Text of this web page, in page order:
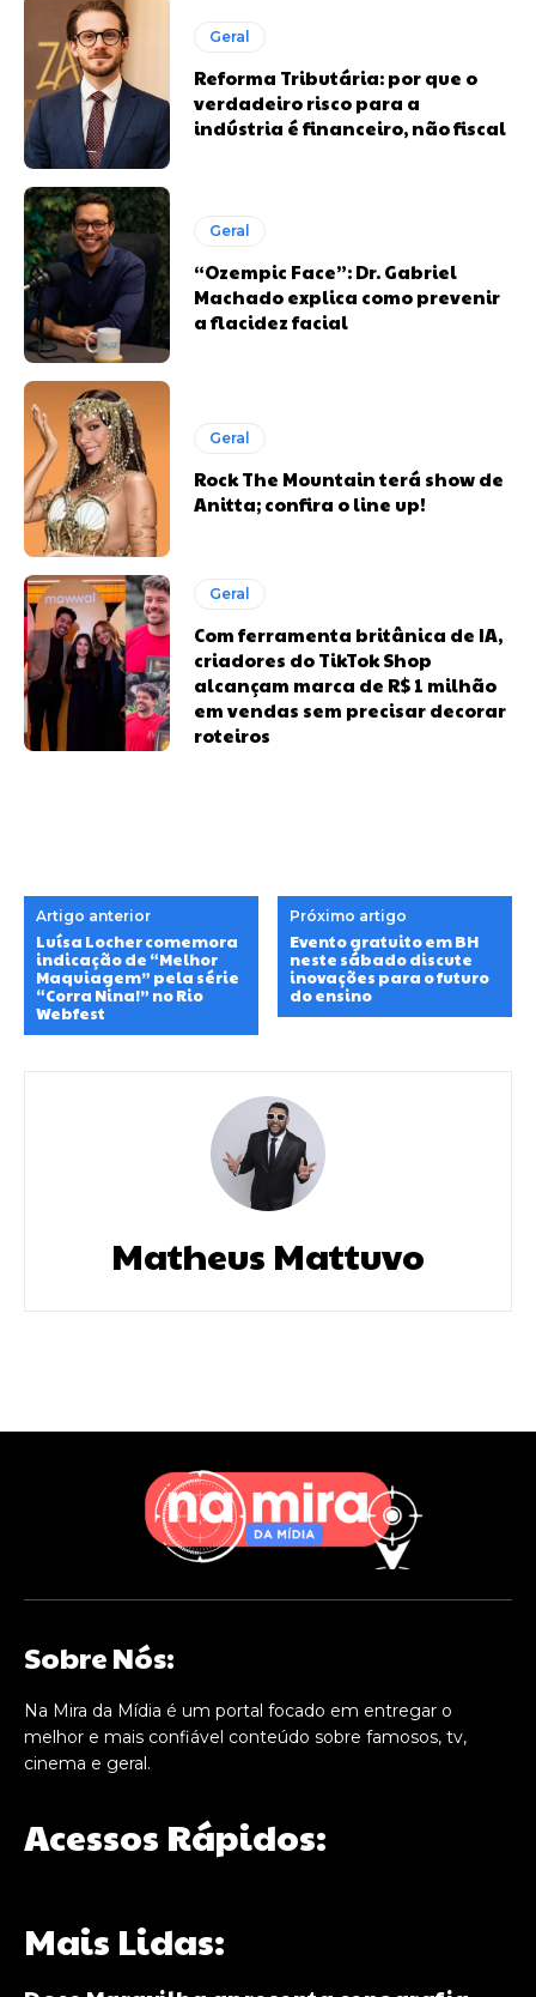
Geral
Reforma Tributária: por que o
verdadeiro risco para a
indústria é financeiro, não fiscal
Geral
“Ozempic Face”: Dr. Gabriel
Machado explica como prevenir
a flacidez facial
Geral
Rock The Mountain terá show de
Anitta; confira o line up!
Geral
Com ferramenta britânica de IA,
criadores do TikTok Shop
alcançam marca de R$ 1 milhão
em vendas sem precisar decorar
roteiros
Artigo anterior
Luísa Locher comemora
indicação de “Melhor
Maquiagem” pela série
“Corra Nina!” no Rio
Webfest
Próximo artigo
Evento gratuito em BH
neste sábado discute
inovações para o futuro
do ensino
Matheus Mattuvo
Sobre Nós:
Na Mira da Mídia é um portal focado em entregar o
melhor e mais confiável conteúdo sobre famosos, tv,
cinema e geral.
Acessos Rápidos:
Mais Lidas: